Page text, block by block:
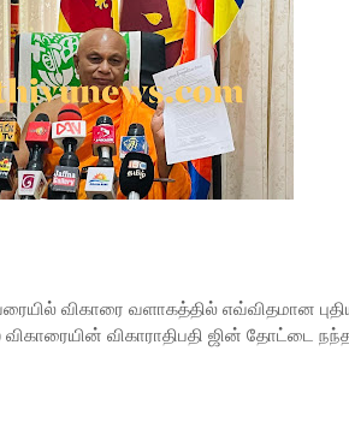
விகாரை வளாகத்தில் எவ்விதமான
விகாராதிபதி ஜின் தோட்டை